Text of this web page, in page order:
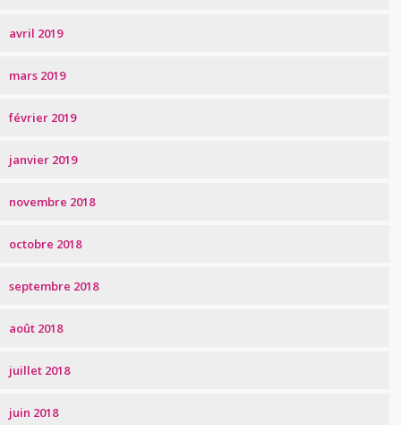
avril 2019
mars 2019
février 2019
janvier 2019
novembre 2018
octobre 2018
septembre 2018
août 2018
juillet 2018
juin 2018